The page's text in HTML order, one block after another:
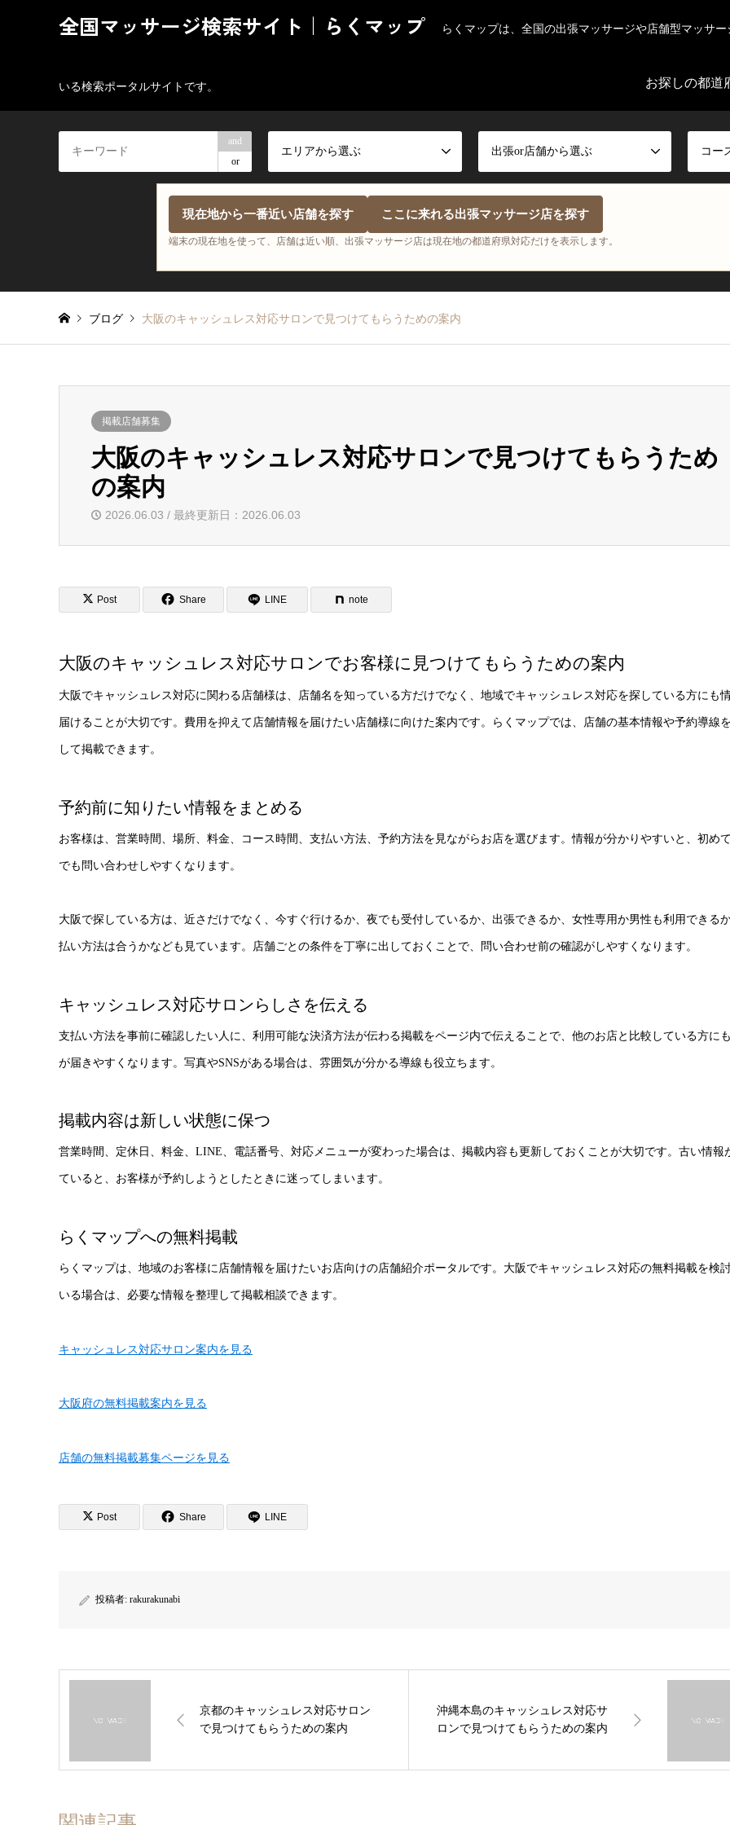
全国マッサージ検索サイト｜らくマップ らくマップは、全国の出張マッサージや店舗型マッサ
いる検索ポータルサイトです。 お探しの都道
and
or
エリアから選ぶ 出張or店舗から選ぶ コー
現在地から一番近い店舗を探す ここに来れる出張マッサージ店を探す
端末の現在地を使って、店舗は近い順、出張マッサージ店は現在地の都道府県対応だけを表示します。
ブログ 大阪のキャッシュレス対応サロンで見つけてもらうための案内
掲載店舗募集
大阪のキャッシュレス対応サロンで見つけてもらうため
の案内
2026.06.03 / 最終更新日：2026.06.03
Post Share LINE note
大阪のキャッシュレス対応サロンでお客様に見つけてもらうための案内
大阪でキャッシュレス対応に関わる店舗様は、店舗名を知っている方だけでなく、地域でキャッシュレス対応を探している方にも
届けることが大切です。費用を抑えて店舗情報を届けたい店舗様に向けた案内です。らくマップでは、店舗の基本情報や予約導線
して掲載できます。
予約前に知りたい情報をまとめる
お客様は、営業時間、場所、料金、コース時間、支払い方法、予約方法を見ながらお店を選びます。情報が分かりやすいと、初め
でも問い合わせしやすくなります。
大阪で探している方は、近さだけでなく、今すぐ行けるか、夜でも受付しているか、出張できるか、女性専用か男性も利用できる
払い方法は合うかなども見ています。店舗ごとの条件を丁寧に出しておくことで、問い合わせ前の確認がしやすくなります。
キャッシュレス対応サロンらしさを伝える
支払い方法を事前に確認したい人に、利用可能な決済方法が伝わる掲載をページ内で伝えることで、他のお店と比較している方に
が届きやすくなります。写真やSNSがある場合は、雰囲気が分かる導線も役立ちます。
掲載内容は新しい状態に保つ
営業時間、定休日、料金、LINE、電話番号、対応メニューが変わった場合は、掲載内容も更新しておくことが大切です。古い情報
ていると、お客様が予約しようとしたときに迷ってしまいます。
らくマップへの無料掲載
らくマップは、地域のお客様に店舗情報を届けたいお店向けの店舗紹介ポータルです。大阪でキャッシュレス対応の無料掲載を検
いる場合は、必要な情報を整理して掲載相談できます。
キャッシュレス対応サロン案内を見る
大阪府の無料掲載案内を見る
店舗の無料掲載募集ページを見る
Post Share LINE
投稿者: rakurakunabi
京都のキャッシュレス対応サロン
で見つけてもらうための案内
沖縄本島のキャッシュレス対応サ
ロンで見つけてもらうための案内